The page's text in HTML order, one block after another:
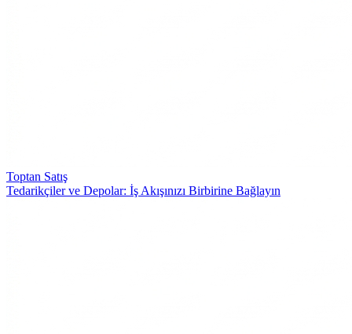
Toptan Satış
Tedarikçiler ve Depolar: İş Akışınızı Birbirine Bağlayın